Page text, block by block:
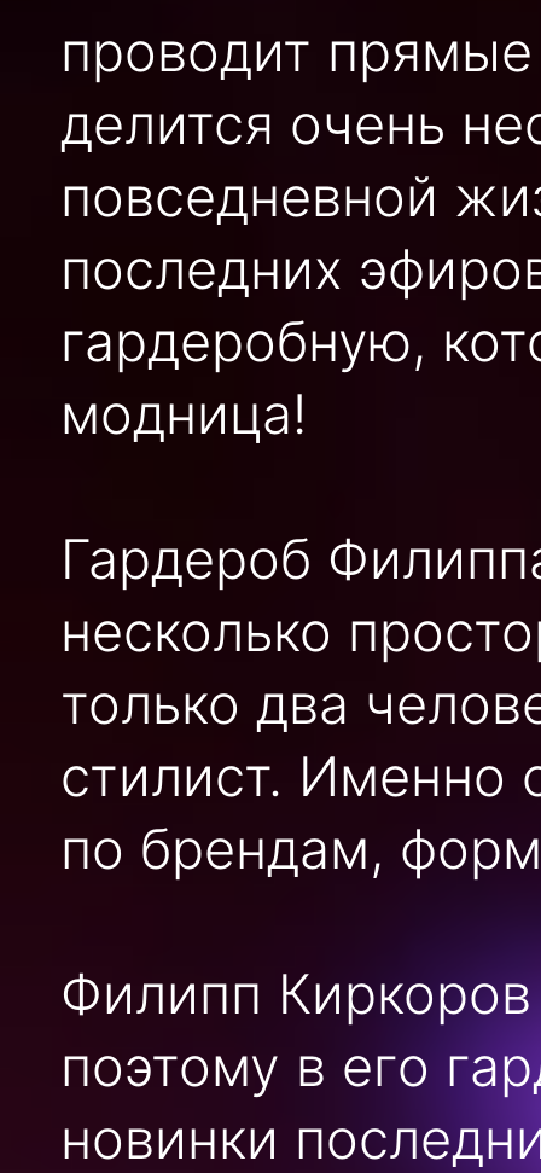
проводит
делится очень
повседневной
последних
гардеробную,
модница!
Гардероб
несколько
только два
стилист. Именно
по брендам,
Филипп
поэтому в его
новинки